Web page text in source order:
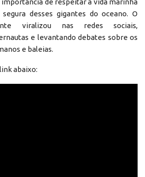
desses gigantes do oceano. O
viralizou nas redes sociais,
e levantando debates sobre os
e baleias.
abaixo: